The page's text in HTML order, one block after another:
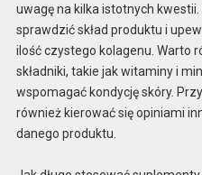
uwagę na kilka istotnych
sprawdzić skład produktu i
ilość czystego kolagenu. Warto
składniki, takie jak witaminy i
wspomagać kondycję skóry.
również kierować się opiniami
danego produktu.